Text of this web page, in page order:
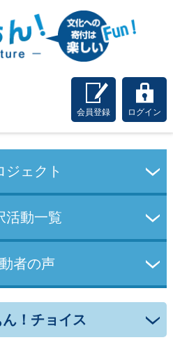
会員登録 ログイン
ジェクト
活動一覧
者の声
！チョイス